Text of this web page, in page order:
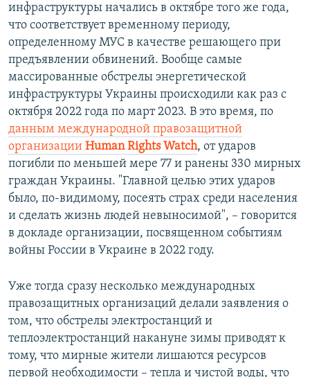
инфраструктуры начались в октябре того же года,
что соответствует временному периоду,
определенному МУС в качестве решающего при
предъявлении обвинений. Вообще самые
массированные обстрелы энергетической
инфраструктуры Украины происходили как раз с
октября 2022 года по март 2023. В это время, по
данным международной правозащитной
организации Human Rights Watch, от ударов
погибли по меньшей мере 77 и ранены 330 мирных
граждан Украины. "Главной целью этих ударов
было, по-видимому, посеять страх среди населения
и сделать жизнь людей невыносимой", – говорится
в докладе организации, посвященном событиям
войны России в Украине в 2022 году.
Уже тогда сразу несколько международных
правозащитных организаций делали заявления о
том, что обстрелы электростанций и
теплоэлектростанций накануне зимы приводят к
тому, что мирные жители лишаются ресурсов
первой необходимости – тепла и чистой воды, что